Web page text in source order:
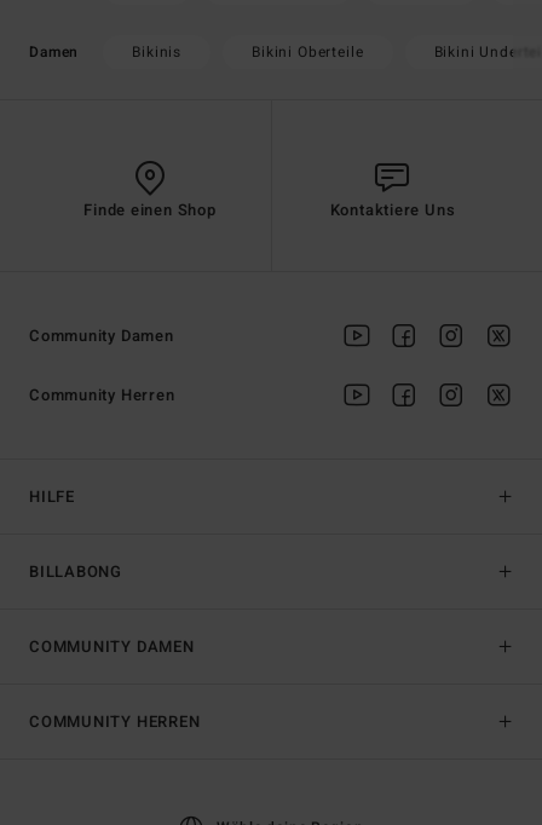
Damen Bikinis Bikini Oberteile Bikini
Finde einen Shop Kontaktiere Uns
HILFE
BILLABONG
Community Damen
Community Herren
COMMUNITY DAMEN
COMMUNITY HERREN